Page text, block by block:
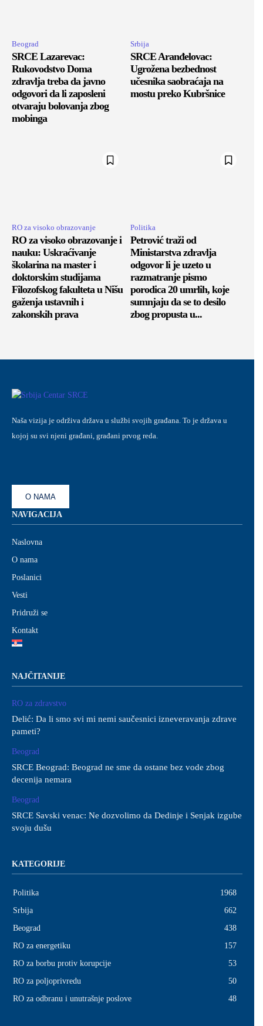
Beograd
SRCE Lazarevac:
Rukovodstvo Doma
zdravlja treba da javno
odgovori da li zaposleni
otvaraju bolovanja zbog
mobinga
Srbija
SRCE Aranđelovac:
Ugrožena bezbednost
učesnika saobraćaja na
mostu preko Kubršnice
RO za visoko obrazovanje
RO za visoko obrazovanje i
nauku: Uskraćivanje
školarina na master i
doktorskim studijama
Filozofskog fakulteta u Nišu
gaženja ustavnih i
zakonskih prava
Politika
Petrović traži od
Ministarstva zdravlja
odgovor li je uzeto u
razmatranje pismo
porodica 20 umrlih, koje
sumnjaju da se to desilo
zbog propusta u...
Naša vizija je održiva država u službi svojih građana. To je država u
kojoj su svi njeni građani, građani prvog reda.
O NAMA
NAVIGACIJA
Naslovna
O nama
Poslanici
Vesti
Pridruži se
Kontakt
NAJČITANIJE
RO za zdravstvo
Delić: Da li smo svi mi nemi saučesnici izneveravanja zdrave
pameti?
Beograd
SRCE Beograd: Beograd ne sme da ostane bez vode zbog
decenija nemara
Beograd
SRCE Savski venac: Ne dozvolimo da Dedinje i Senjak izgube
svoju dušu
KATEGORIJE
Politika
1968
Srbija
662
Beograd
438
RO za energetiku
157
RO za borbu protiv korupcije
53
RO za poljoprivredu
50
RO za odbranu i unutrašnje poslove
48